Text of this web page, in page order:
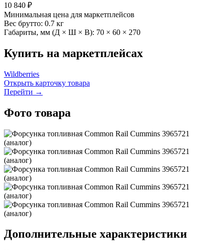
10 840 ₽
Минимальная цена для маркетплейсов
Вес брутто: 0.7 кг
Габариты, мм (Д × Ш × В): 70 × 60 × 270
Купить на маркетплейсах
Wildberries
Открыть карточку товара
Перейти →
Фото товара
Дополнительные характеристики